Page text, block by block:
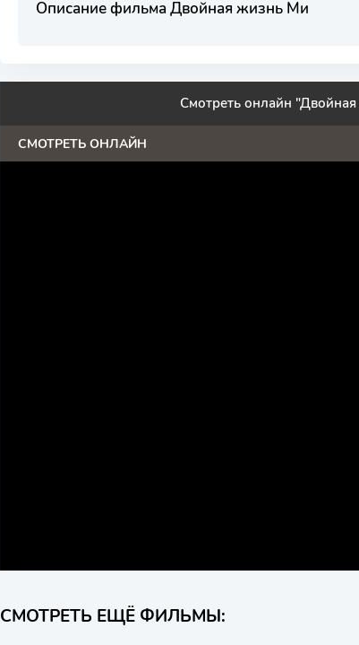
Описание фильма Двойная жизнь Ми
Смотреть онлайн
СМОТРЕТЬ ОНЛАЙН
СМОТРЕТЬ ЕЩЁ ФИЛЬМЫ: